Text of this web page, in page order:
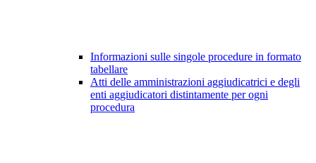
Informazioni sulle singole procedure in formato
tabellare
Atti delle amministrazioni aggiudicatrici e degli
enti aggiudicatori distintamente per ogni
procedura